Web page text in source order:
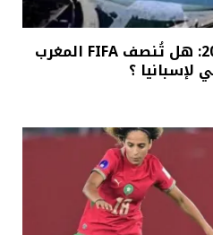
جدل نهائي مونديال 2030: هل تُنصف FIFA المغرب
لإسبانيا ؟